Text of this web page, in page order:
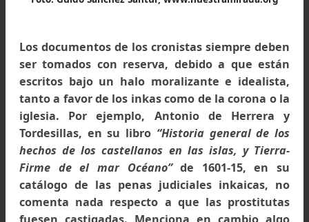
Comunidad campesina Cruz de Mayo, Municipalidad
Caraz en Huascarán. Foto:
www.yungay2012.wordpress.com